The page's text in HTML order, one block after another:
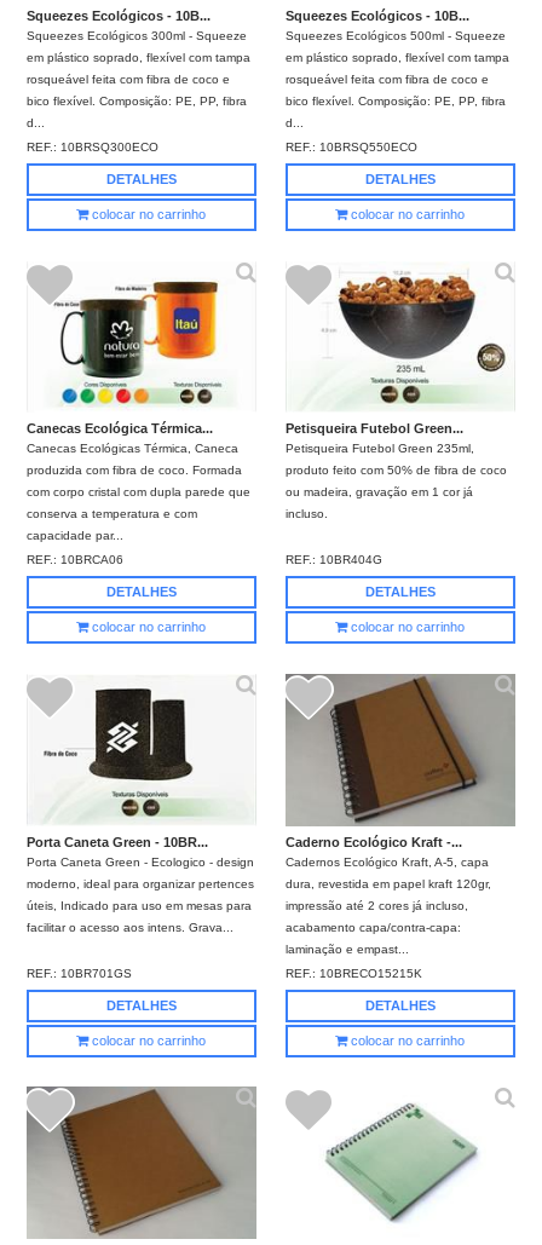
Squeezes Ecológicos - 10B...
Squeezes Ecológicos 300ml - Squeeze
em plástico soprado, flexível com tampa
rosqueável feita com fibra de coco e
bico flexível. Composição: PE, PP, fibra
d...
REF.:10BRSQ300ECO
DETALHES
colocar no carrinho
Squeezes Ecológicos - 10B...
Squeezes Ecológicos 500ml - Squeeze
em plástico soprado, flexível com tampa
rosqueável feita com fibra de coco e
bico flexível. Composição: PE, PP, fibra
d...
REF.:10BRSQ550ECO
DETALHES
colocar no carrinho
Canecas Ecológica Térmica...
Canecas Ecológicas Térmica, Caneca
produzida com fibra de coco. Formada
com corpo cristal com dupla parede que
conserva a temperatura e com
capacidade par...
REF.:10BRCA06
DETALHES
colocar no carrinho
Petisqueira Futebol Green...
Petisqueira Futebol Green 235ml,
produto feito com 50% de fibra de coco
ou madeira, gravação em 1 cor já
incluso.
REF.:10BR404G
DETALHES
colocar no carrinho
Porta Caneta Green - 10BR...
Porta Caneta Green - Ecologico - design
moderno, ideal para organizar pertences
úteis, Indicado para uso em mesas para
facilitar o acesso aos intens. Grava...
REF.: 10BR701GS
DETALHES
colocar no carrinho
Caderno Ecológico Kraft -...
Cadernos Ecológico Kraft, A-5, capa
dura, revestida em papel kraft 120gr,
impressão até 2 cores já incluso,
acabamento capa/contra-capa:
laminação e empast...
REF.: 10BRECO15215K
DETALHES
colocar no carrinho